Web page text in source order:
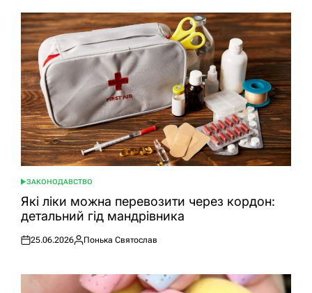
ОПУБЛІКУВАТИ
У
ЗАКОНОДАВСТВО
Які ліки можна перевозити через кордон:
детальний гід мандрівника
Оприлюднено
25.06.2026
Опубліковано
Понька Святослав